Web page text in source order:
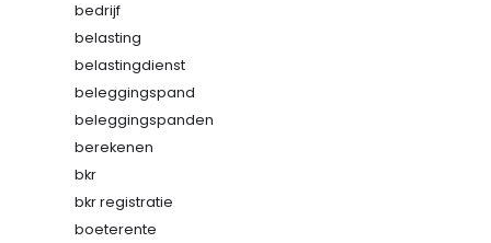
bedrijf
belasting
belastingdienst
beleggingspand
beleggingspanden
berekenen
bkr
bkr registratie
boeterente